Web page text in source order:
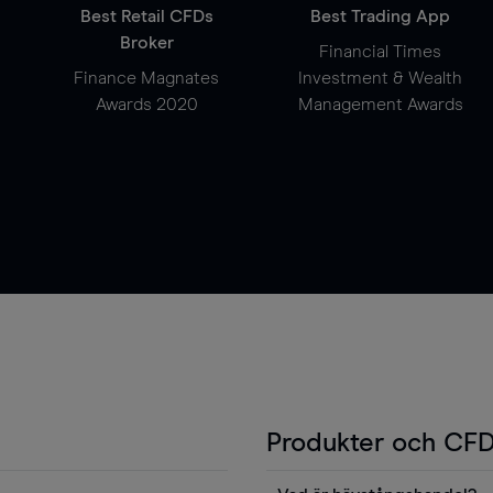
Best Retail CFDs
Broker
Finance Magnates
Awards 2020
Best Trading App
Financial Times
Investment & Wealth
Management Awards
Produkter och